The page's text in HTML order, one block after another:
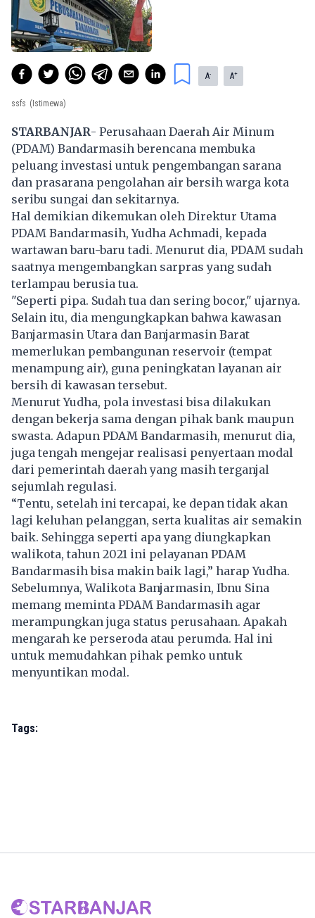
A- A+
ssfs (Istimewa)
STARBANJAR- Perusahaan Daerah Air Minum
(PDAM) Bandarmasih berencana membuka
peluang investasi untuk pengembangan sarana
dan prasarana pengolahan air bersih warga kota
seribu sungai dan sekitarnya.
Hal demikian dikemukan oleh Direktur Utama
PDAM Bandarmasih, Yudha Achmadi, kepada
wartawan baru-baru tadi. Menurut dia, PDAM sudah
saatnya mengembangkan sarpras yang sudah
terlampau berusia tua.
"Seperti pipa. Sudah tua dan sering bocor," ujarnya.
Selain itu, dia mengungkapkan bahwa kawasan
Banjarmasin Utara dan Banjarmasin Barat
memerlukan pembangunan reservoir (tempat
menampung air), guna peningkatan layanan air
bersih di kawasan tersebut.
Menurut Yudha, pola investasi bisa dilakukan
dengan bekerja sama dengan pihak bank maupun
swasta. Adapun PDAM Bandarmasih, menurut dia,
juga tengah mengejar realisasi penyertaan modal
dari pemerintah daerah yang masih terganjal
sejumlah regulasi.
“Tentu, setelah ini tercapai, ke depan tidak akan
lagi keluhan pelanggan, serta kualitas air semakin
baik. Sehingga seperti apa yang diungkapkan
walikota, tahun 2021 ini pelayanan PDAM
Bandarmasih bisa makin baik lagi,” harap Yudha.
Sebelumnya, Walikota Banjarmasin, Ibnu Sina
memang meminta PDAM Bandarmasih agar
merampungkan juga status perusahaan. Apakah
mengarah ke perseroda atau perumda. Hal ini
untuk memudahkan pihak pemko untuk
menyuntikan modal.
Tags: